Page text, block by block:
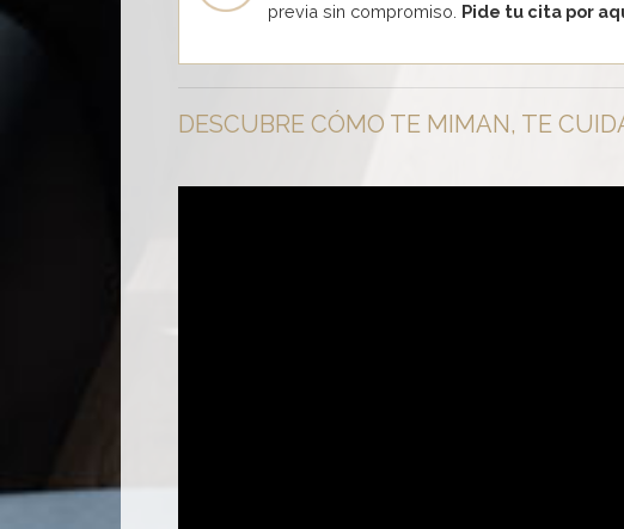
previa sin compromiso. Pide tu cita por
DESCUBRE CÓMO TE MIMAN, TE